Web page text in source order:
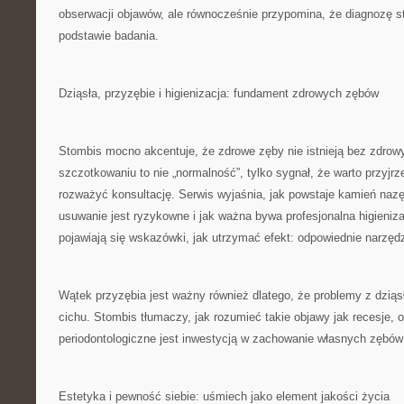
obserwacji objawów, ale równocześnie przypomina, że diagnozę
podstawie badania.
Dziąsła, przyzębie i higienizacja: fundament zdrowych zębów
Stombis mocno akcentuje, że zdrowe zęby nie istnieją bez
szczotkowaniu to nie „normalność”, tylko sygnał, że warto
rozważyć konsultację. Serwis wyjaśnia, jak powstaje kamień
usuwanie jest ryzykowne i jak ważna bywa profesjonalna
pojawiają się wskazówki, jak utrzymać efekt: odpowiednie
Wątek przyzębia jest ważny również dlatego, że problemy z
cichu. Stombis tłumaczy, jak rozumieć takie objawy jak recesje,
periodontologiczne jest inwestycją w zachowanie własnych
Estetyka i pewność siebie: uśmiech jako element jakości życia